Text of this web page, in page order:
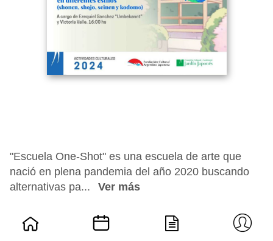
"Escuela One-Shot" es una escuela de arte que
nació en plena pandemia del año 2020 buscando
alternativas pa...
Ver más